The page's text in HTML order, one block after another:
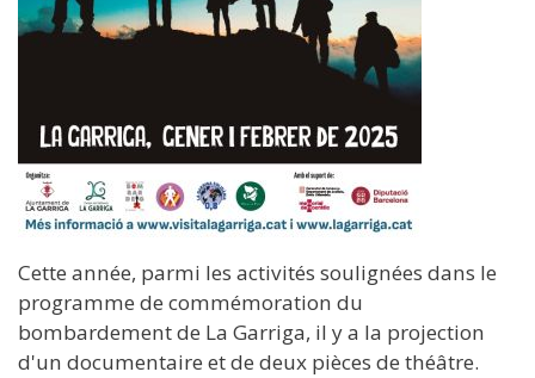
Cette année, parmi les activités soulignées dans le
programme de commémoration du
bombardement de La Garriga, il y a la projection
d'un documentaire et de deux pièces de théâtre.